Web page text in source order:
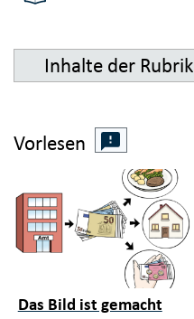
Inhalte der Rubrik
Vorlesen
Das Bild ist gemacht